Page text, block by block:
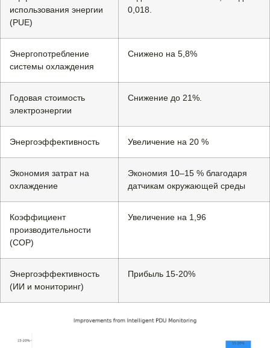
использования энергии
(PUE)
0,018.
Энергопотребление
системы охлаждения
Снижено на 5,8%
Годовая стоимость
электроэнергии
Снижение до 21%.
Энергоэффективность Увеличение на 20 %
Экономия затрат на
охлаждение
Экономия 10–15 % благодаря
датчикам окружающей среды
Коэффициент
производительности
(COP)
Увеличение на 1,96
Энергоэффективность
(ИИ и мониторинг)
Прибыль 15-20%